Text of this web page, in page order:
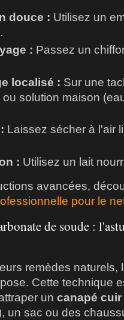
douce : Utilisez un
: Passez un
localisé : Sur une
ou solution maison
Laissez sécher à l'air
: Utilisez un lait
avancées,
pour le
de soude :
remèdes naturels,
Cette technique
un canapé
un sac ou des